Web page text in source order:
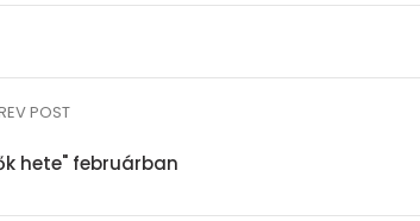
POST
hete" februárban